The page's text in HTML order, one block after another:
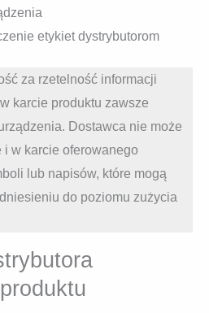
etykiet dystrybutorom
za rzetelność informacji
karcie produktu zawsze
Dostawca nie może
i w karcie oferowanego
lub napisów, które mogą
do poziomu zużycia